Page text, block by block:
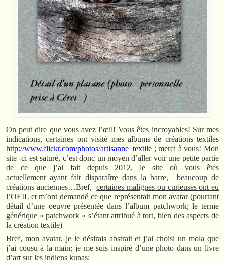
On peut dire que vous avez l’œil! Vous êtes incroyables! Sur mes
indications, certaines ont visité mes albums de créations textiles
http://www.flickr.com/photos/artisanne_textile ; merci à vous! Mon
site -ci est saturé, c’est donc un moyen d’aller voir une petite partie
de ce que j’ai fait depuis 2012, le site où vous êtes
actuellement ayant fait disparaître dans la barre, beaucoup de
créations anciennes…Bref,certaines malignes ou curieuses ont eu
l’OEIL et m’ont demandé ce que représentait mon avatar(pourtant
détail d’une oeuvre présentée dans l’album patchwork; le terme
générique « patchwork » s’étant attribué à tort, bien des aspects de
la création textile)
Bref, mon avatar, je le désirais abstrait et j’ai choisi un mola que
j’ai cousu à la main; je me suis inspiré d’une photo dans un livre
d’art sur les indiens kunas: